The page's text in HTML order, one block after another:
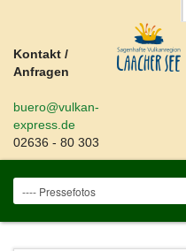
Kontakt /
Anfragen
buero@vulkan-
express.de
02636 - 80 303